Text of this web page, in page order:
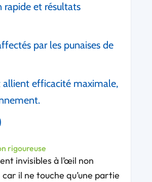
et résultats
par les punaises de
allient efficacité maximale,
rigoureuse
invisibles à l’œil non
il ne touche qu’une partie